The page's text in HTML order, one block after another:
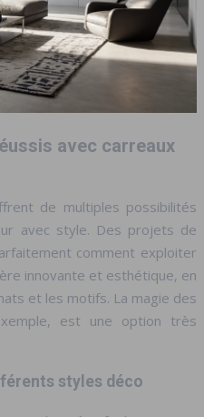
avec carreaux
de multiples possibilités
avec style. Des projets de
comment exploiter
innovante et esthétique, en
et les motifs. La magie des
est une option très
styles déco